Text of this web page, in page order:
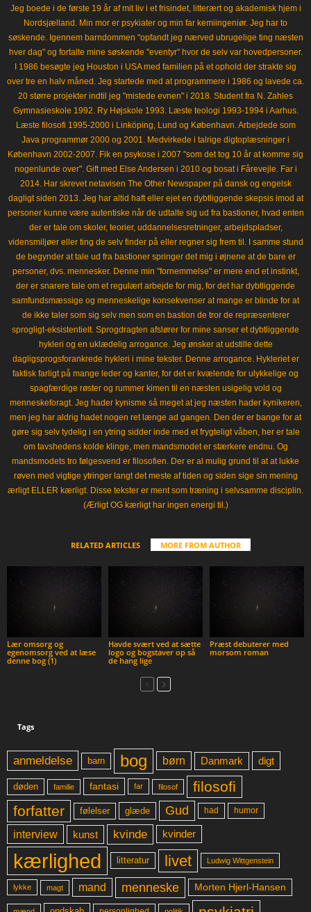
Jeg boede i de første 19 år af mit liv i et frisindet, litterært og akademisk hjem i
Nordsjælland. Min mor er psykiater og min far kemiingeniør. Jeg har to
søskende. Igennem barndommen "opfandt jeg nærved ubrugelige ting næsten
hver dag" og fortalte mine søskende "eventyr" hvor de selv var hovedpersoner.
I 1986 besøgte jeg Houston i USA med familien på et ophold der strakte sig
over tre en halv måned. Jeg startede med at programmere i 1986 og lavede ca.
20 større projekter indtil jeg "mistede evnen" i 2018. Student fra N. Zahles
Gymnasieskole 1992. Ry Højskole 1993. Læste teologi 1993-1994 i Aarhus.
Læste filosofi 1995-2000 i Linköping, Lund og København. Arbejdede som
Java programmør 2000 og 2001. Medvirkede i talrige digtoplæsninger i
København 2002-2007. Fik en psykose i 2007 "som det tog 10 år at komme sig
nogenlunde over". Gift med Else Andersen i 2010 og bosat i Fårevejle. Far i
2014. Har skrevet netavisen The Other Newspaper på dansk og engelsk
dagligt siden 2013. Jeg har altid haft eller ejet en dybtliggende skepsis imod at
personer kunne være autentiske når de udtalte sig ud fra bastioner, hvad enten
der er tale om skoler, teorier, uddannelsesretninger, arbejdspladser,
vidensmiljøer eller ting de selv finder på eller regner sig frem til. I samme stund
de begynder at tale ud fra bastioner springer det mig i øjnene at de bare er
personer, dvs. mennesker. Denne min "fornemmelse" er mere end et instinkt,
der er snarere tale om et regulært arbejde for mig, for det har dybtliggende
samfundsmæssige og menneskelige konsekvenser at mange er blinde for at
de ikke taler som sig selv men som en bastion de tror de repræsenterer
sprogligt-eksistentielt. Sprogdragten afslører for mine sanser et dybtliggende
hykleri og en uklædelig arrogance. Jeg ønsker at udstille dette
dagligsprogsforankrede hykleri i mine tekster. Denne arrogance. Hykleriet er
faktisk farligt på mange leder og kanter, for det er kvælende for ulykkelige og
spagfærdige røster og rummer kimen til en næsten usigelig vold og
menneskeforagt. Jeg hader kynisme så meget at jeg næsten hader kynikeren,
men jeg har aldrig hadet nogen ret længe ad gangen. Den der er bange for at
gøre sig selv tydelig i en ytring sidder inde med et frygteligt våben, her er tale
om tavshedens kolde klinge, men mandsmodet er stærkere endnu. Og
mandsmodets tro følgesvend er filosofien. Der er al mulig grund til at at lukke
røven med vigtige ytringer langt det meste af tiden og siden sige sin mening
ærligt ELLER kærligt. Disse tekster er ment som træning i selvsamme disciplin.
(Ærligt OG kærligt har ingen energi til.)
RELATED ARTICLES MORE FROM AUTHOR
Lær omsorg og
egenomsorg ved at læse
denne bog (1)
Havde svært ved at sætte
logo og bogstaver op så
de hang lige
Præst debuterer med
morsom roman
Tags
anmeldelse barn bog børn Danmark digt
døden familie fantasi far filosof
filosofi
forfatter
følelser glæde Gud had humor
interview kunst kvinde kvinder
kærlighed litteratur livet Ludwig Wittgenstein
lykke magt mand menneske Morten Hjerl-Hansen